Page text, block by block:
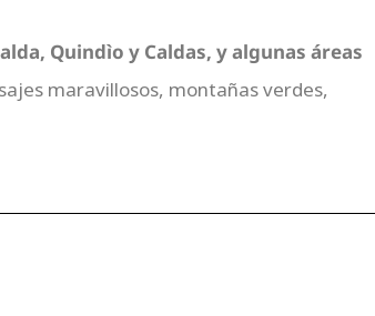
Quindìo y Caldas, y algunas áreas
maravillosos, montañas verdes,